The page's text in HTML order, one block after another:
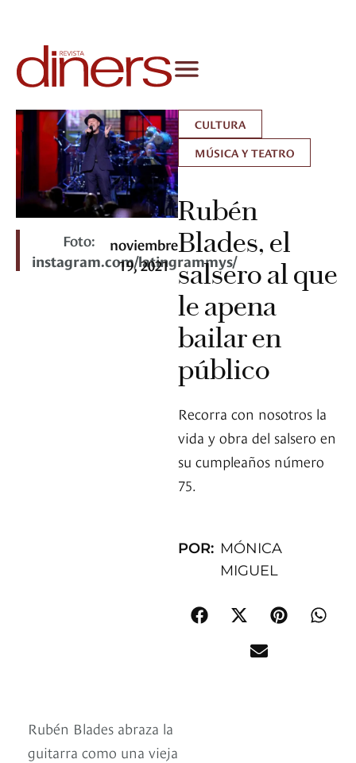
Foto:
instagram.com/latingrammys/
noviembre
19, 2021
CULTURA
MÚSICA Y TEATRO
Rubén
Blades, el
salsero al que
le apena
bailar en
público
Recorra con nosotros la
vida y obra del salsero en
su cumpleaños número
75.
POR: MÓNICA
MIGUEL
Rubén Blades abraza la
guitarra como una vieja